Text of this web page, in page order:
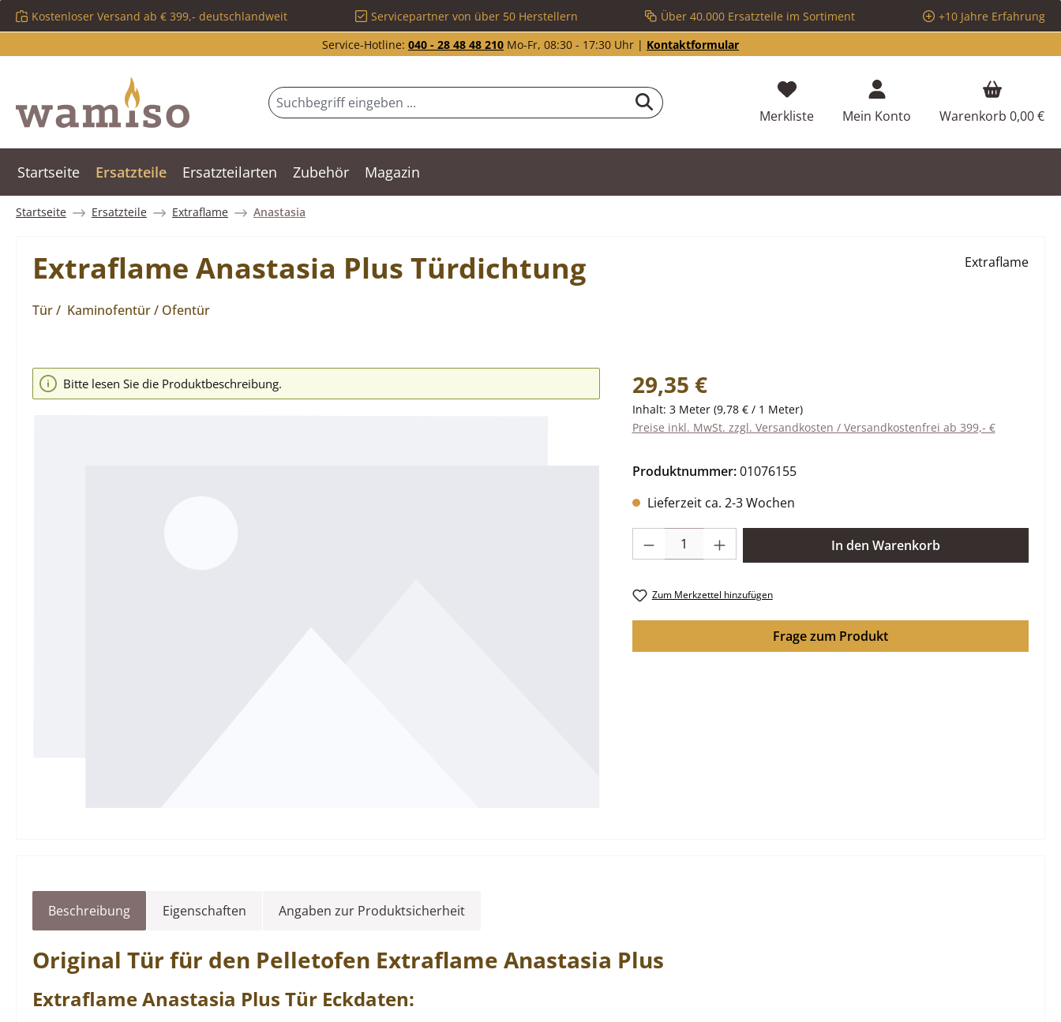
Hauptinhalt springen
Zur Suche springen
Zur Hauptnavigation springen
Kostenloser Versand ab € 399,- deutschlandweit Servicepartner von über 50 Herstellern Über 40.000 Ersatzteile im Sortiment
+10 Jahre Erfahrung
Service-Hotline: 040 - 28 48 48 210 Mo-Fr, 08:30 - 17:30 Uhr | Kontaktformular
MerklisteDu hast 0 Produkte auf dem Merkzettel
Mein Konto Warenkorb 0,00 €
Startseite Ersatzteile Ersatzteilarten Zubehör Magazin
Startseite Ersatzteile Extraflame Anastasia
Extraflame Anastasia Plus Türdichtung
Tür / Kaminofentür / Ofentür
Extraflame
Bildergalerie überspringen
Bitte lesen Sie die Produktbeschreibung. Regulärer Preis:
29,35 €
Inhalt: 3 Meter (9,78 € / 1 Meter)
Preise inkl. MwSt. zzgl. Versandkosten / Versandkostenfrei ab 399,- €
Produktnummer:01076155
Lieferzeit ca. 2-3 Wochen
Produkt Anzahl: Gib den gewünschten Wert ein oder benutze die
In den Warenkorb
Zum Merkzettel hinzufügen
Frage zum Produkt
Beschreibung Eigenschaften Angaben zur Produktsicherheit
Original Tür für den Pelletofen Extraflame Anastasia Plus
ExtraflameAnastasia Plus Tür Eckdaten: